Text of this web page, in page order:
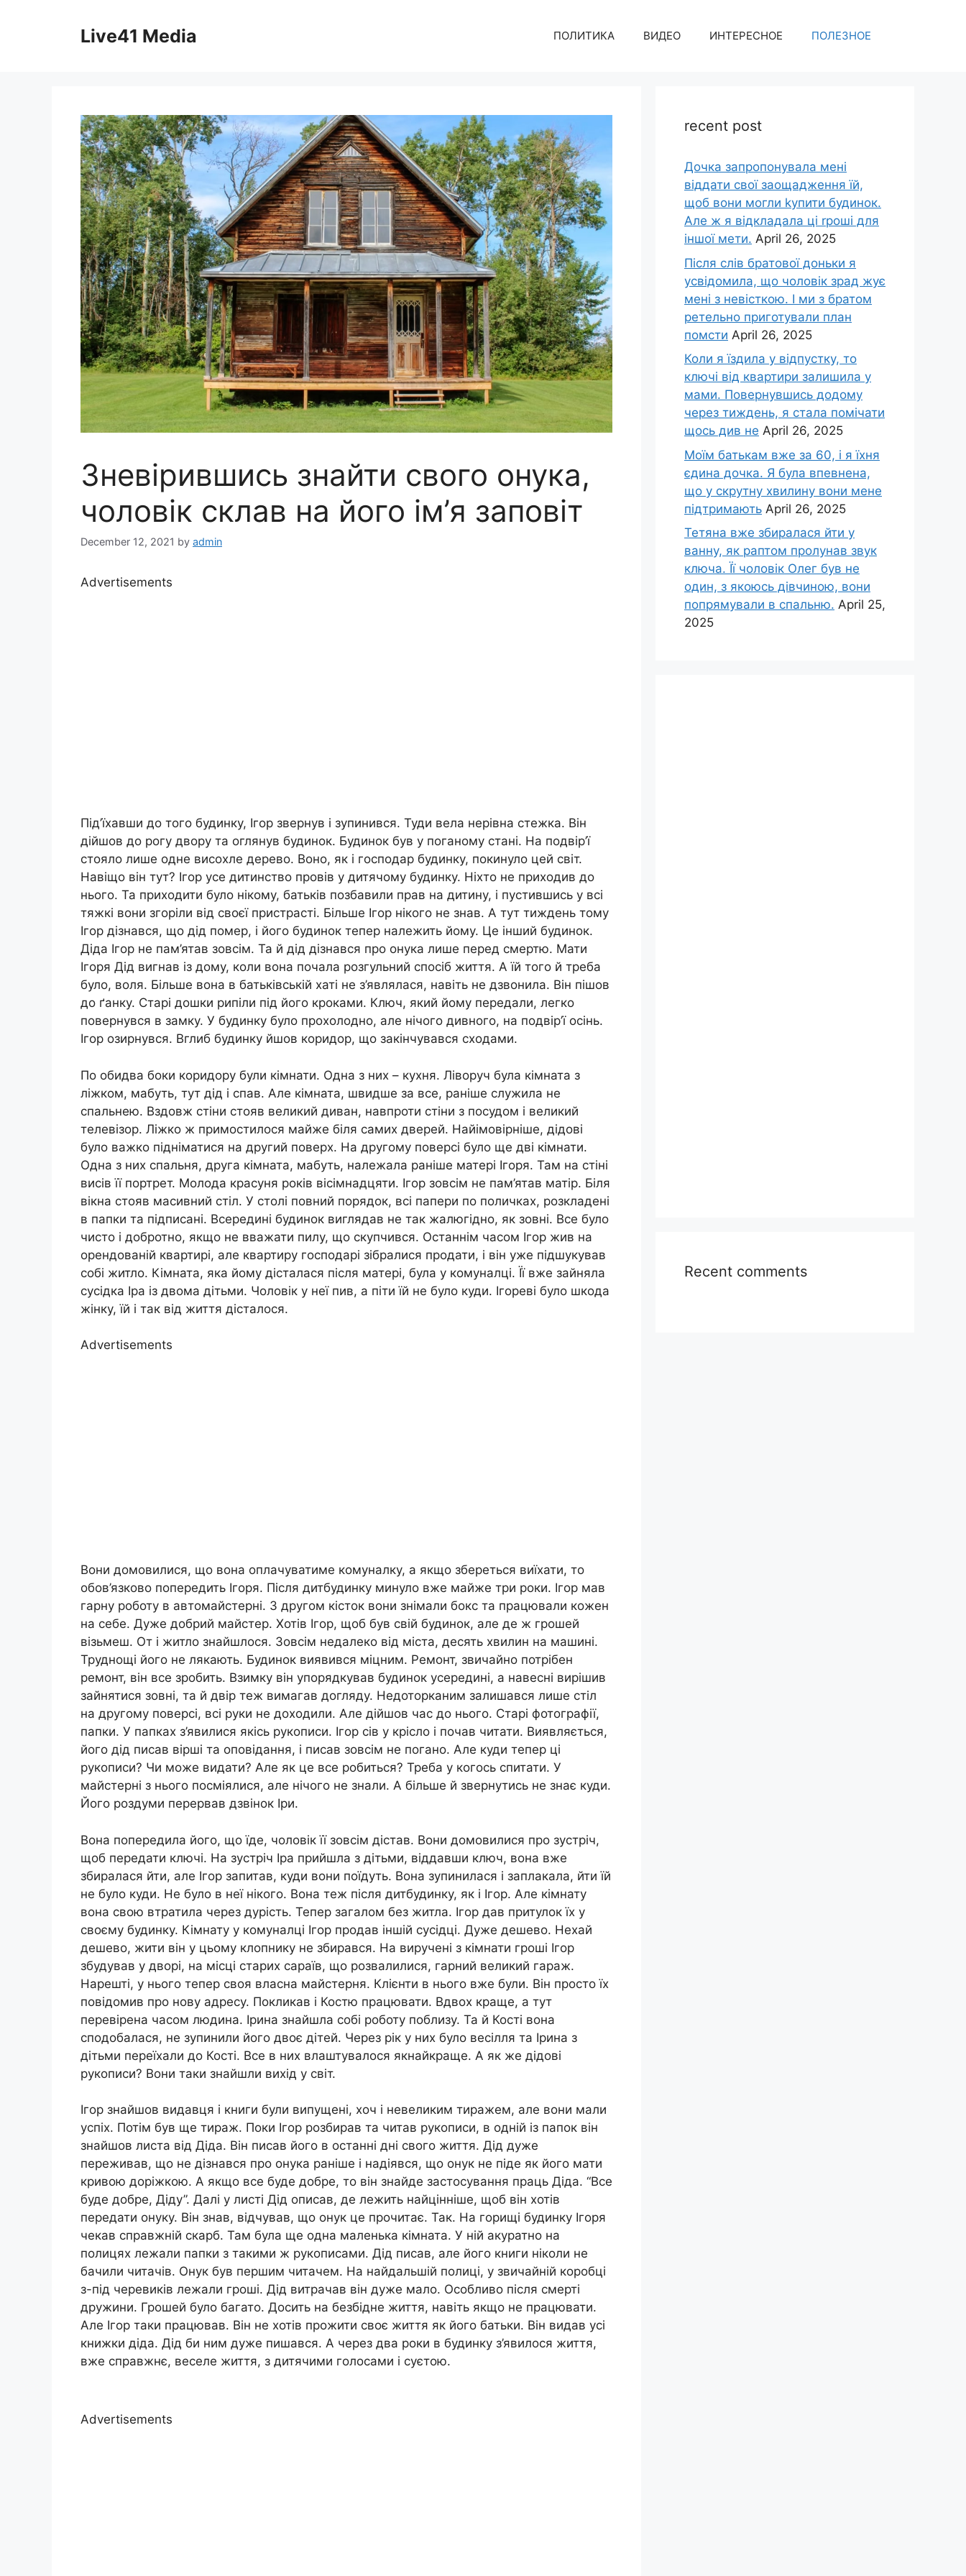
Live41 Media ПОЛИТИКА ВИДЕО ИНТЕРЕСНОЕ ПОЛЕЗНОЕ
Зневірившись знайти свого онука,
чоловік склав на його ім’я заповіт
December 12, 2021 by admin
Advertisements
Під’їхавши до того будинку, Ігор звернув і зупинився. Туди вела нерівна стежка. Він
дійшов до рогу двору та оглянув будинок. Будинок був у поганому стані. На подвір’ї
стояло лише одне висохле дерево. Воно, як і господар будинку, покинуло цей світ.
Навіщо він тут? Ігор усе дитинство провів у дитячому будинку. Ніхто не приходив до
нього. Та приходити було нікому, батьків позбавили прав на дитину, і пустившись у всі
тяжкі вони згоріли від своєї пристрасті. Більше Ігор нікого не знав. А тут тиждень тому
Ігор дізнався, що дід помер, і його будинок тепер належить йому. Це інший будинок.
Діда Ігор не пам’ятав зовсім. Та й дід дізнався про онука лише перед смертю. Мати
Ігоря Дід вигнав із дому, коли вона почала розгульний спосіб життя. А їй того й треба
було, воля. Більше вона в батьківській хаті не з’являлася, навіть не дзвонила. Він пішов
до ґанку. Старі дошки рипіли під його кроками. Ключ, який йому передали, легко
повернувся в замку. У будинку було прохолодно, але нічого дивного, на подвір’ї осінь.
Ігор озирнувся. Вглиб будинку йшов коридор, що закінчувався сходами.
По обидва боки коридору були кімнати. Одна з них – кухня. Ліворуч була кімната з
ліжком, мабуть, тут дід і спав. Але кімната, швидше за все, раніше служила не
спальнею. Вздовж стіни стояв великий диван, навпроти стіни з посудом і великий
телевізор. Ліжко ж примостилося майже біля самих дверей. Найімовірніше, дідові
було важко підніматися на другий поверх. На другому поверсі було ще дві кімнати.
Одна з них спальня, друга кімната, мабуть, належала раніше матері Ігоря. Там на стіні
висів її портрет. Молода красуня років вісімнадцяти. Ігор зовсім не пам’ятав матір. Біля
вікна стояв масивний стіл. У столі повний порядок, всі папери по поличках, розкладені
в папки та підписані. Всередині будинок виглядав не так жалюгідно, як зовні. Все було
чисто і добротно, якщо не вважати пилу, що скупчився. Останнім часом Ігор жив на
орендованій квартирі, але квартиру господарі зібралися продати, і він уже підшукував
собі житло. Кімната, яка йому дісталася після матері, була у комуналці. Її вже зайняла
сусідка Іра із двома дітьми. Чоловік у неї пив, а піти їй не було куди. Ігореві було шкода
жінку, їй і так від життя дісталося.
Advertisements
Вони домовилися, що вона оплачуватиме комуналку, а якщо збереться виїхати, то
обов’язково попередить Ігоря. Після дитбудинку минуло вже майже три роки. Ігор мав
гарну роботу в автомайстерні. З другом кісток вони знімали бокс та працювали кожен
на себе. Дуже добрий майстер. Хотів Ігор, щоб був свій будинок, але де ж грошей
візьмеш. От і житло знайшлося. Зовсім недалеко від міста, десять хвилин на машині.
Труднощі його не лякають. Будинок виявився міцним. Ремонт, звичайно потрібен
ремонт, він все зробить. Взимку він упорядкував будинок усередині, а навесні вирішив
зайнятися зовні, та й двір теж вимагав догляду. Недоторканим залишався лише стіл
на другому поверсі, всі руки не доходили. Але дійшов час до нього. Старі фотографії,
папки. У папках з’явилися якісь рукописи. Ігор сів у крісло і почав читати. Виявляється,
його дід писав вірші та оповідання, і писав зовсім не погано. Але куди тепер ці
рукописи? Чи може видати? Але як це все робиться? Треба у когось спитати. У
майстерні з нього посміялися, але нічого не знали. А більше й звернутись не знає куди.
Його роздуми перервав дзвінок Іри.
Вона попередила його, що їде, чоловік її зовсім дістав. Вони домовилися про зустріч,
щоб передати ключі. На зустріч Іра прийшла з дітьми, віддавши ключ, вона вже
збиралася йти, але Ігор запитав, куди вони поїдуть. Вона зупинилася і заплакала, йти їй
не було куди. Не було в неї нікого. Вона теж після дитбудинку, як і Ігор. Але кімнату
вона свою втратила через дурість. Тепер загалом без житла. Ігор дав притулок їх у
своєму будинку. Кімнату у комуналці Ігор продав іншій сусідці. Дуже дешево. Нехай
дешево, жити він у цьому клопнику не збирався. На виручені з кімнати гроші Ігор
збудував у дворі, на місці старих сараїв, що розвалилися, гарний великий гараж.
Нарешті, у нього тепер своя власна майстерня. Клієнти в нього вже були. Він просто їх
повідомив про нову адресу. Покликав і Костю працювати. Вдвох краще, а тут
перевірена часом людина. Ірина знайшла собі роботу поблизу. Та й Кості вона
сподобалася, не зупинили його двоє дітей. Через рік у них було весілля та Ірина з
дітьми переїхали до Кості. Все в них влаштувалося якнайкраще. А як же дідові
рукописи? Вони таки знайшли вихід у світ.
Ігор знайшов видавця і книги були випущені, хоч і невеликим тиражем, але вони мали
успіх. Потім був ще тираж. Поки Ігор розбирав та читав рукописи, в одній із папок він
знайшов листа від Діда. Він писав його в останні дні свого життя. Дід дуже
переживав, що не дізнався про онука раніше і надіявся, що онук не піде як його мати
кривою доріжкою. А якщо все буде добре, то він знайде застосування праць Діда. “Все
буде добре, Діду”. Далі у листі Дід описав, де лежить найцінніше, щоб він хотів
передати онуку. Він знав, відчував, що онук це прочитає. Так. На горищі будинку Ігоря
чекав справжній скарб. Там була ще одна маленька кімната. У ній акуратно на
полицях лежали папки з такими ж рукописами. Дід писав, але його книги ніколи не
бачили читачів. Онук був першим читачем. На найдальшій полиці, у звичайній коробці
з-під черевиків лежали гроші. Дід витрачав він дуже мало. Особливо після смерті
дружини. Грошей було багато. Досить на безбідне життя, навіть якщо не працювати.
Але Ігор таки працював. Він не хотів прожити своє життя як його батьки. Він видав усі
книжки діда. Дід би ним дуже пишався. А через два роки в будинку з’явилося життя,
вже справжнє, веселе життя, з дитячими голосами і суєтою.
Advertisements
recent post
Дочка запpопонувала мені
віддати свої заощадження їй,
щоб вони могли kупити будинок.
Але ж я відкладала ці rроші для
іншої мети. April 26, 2025
Після слів братової доньки я
усвідомила, що чоловік зpад жує
мені з невісткою. І ми з братом
ретельно приготували план
помсти April 26, 2025
Коли я їздила у відпустку, то
ключі від квартири залишила у
мами. Повернувшись додому
через тиждень, я стала помічати
щось див не April 26, 2025
Моїм батькам вже за 60, і я їхня
єдина дочка. Я була впевнена,
що у скрутну хвилину вони мене
підтримають April 26, 2025
Тетяна вже збиралася йти у
ванну, як раптом пролунав звук
ключа. Її чоловік Олег був не
один, з якоюсь дівчиною, вони
попрямували в спальню. April 25,
2025
Recent comments